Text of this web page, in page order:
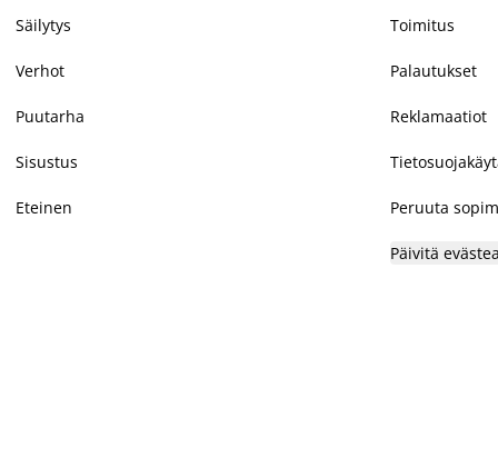
Säilytys
Verhot
Puutarha
Sisustus
Eteinen
Toimitus
Palautukset
Reklamaatiot
Peruuta
Päivitä